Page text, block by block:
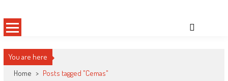
You are here
Home > Posts tagged "Cemas"